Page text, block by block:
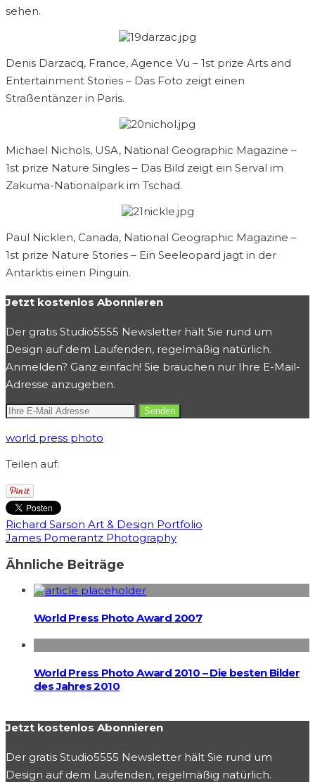
sehen.
Denis Darzacq, France, Agence Vu – 1st prize Arts and
Entertainment Stories – Das Foto zeigt einen
Straßentänzer in Paris.
Michael Nichols, USA, National Geographic Magazine –
1st prize Nature Singles – Das Bild zeigt ein Serval im
Zakuma-Nationalpark im Tschad.
Paul Nicklen, Canada, National Geographic Magazine –
1st prize Nature Stories – Ein Seeleopard jagt in der
Antarktis einen Pinguin.
Jetzt kostenlos Abonnieren
Der gratis Studio5555 Newsletter hält Sie rund um
Design auf dem Laufenden, regelmäßig natürlich.
Anmelden? Ganz einfach! Sie brauchen nur Ihre E-Mail-
Adresse anzugeben.
world press photo
Teilen auf:
Richard Sarson Art & Design Portfolio
James Pomerantz Photography
Ähnliche Beiträge
World Press Photo Award 2007
World Press Photo Award 2010 – Die besten Bilder
des Jahres 2010
Jetzt kostenlos Abonnieren
Der gratis Studio5555 Newsletter hält Sie rund um
Design auf dem Laufenden, regelmäßig natürlich.